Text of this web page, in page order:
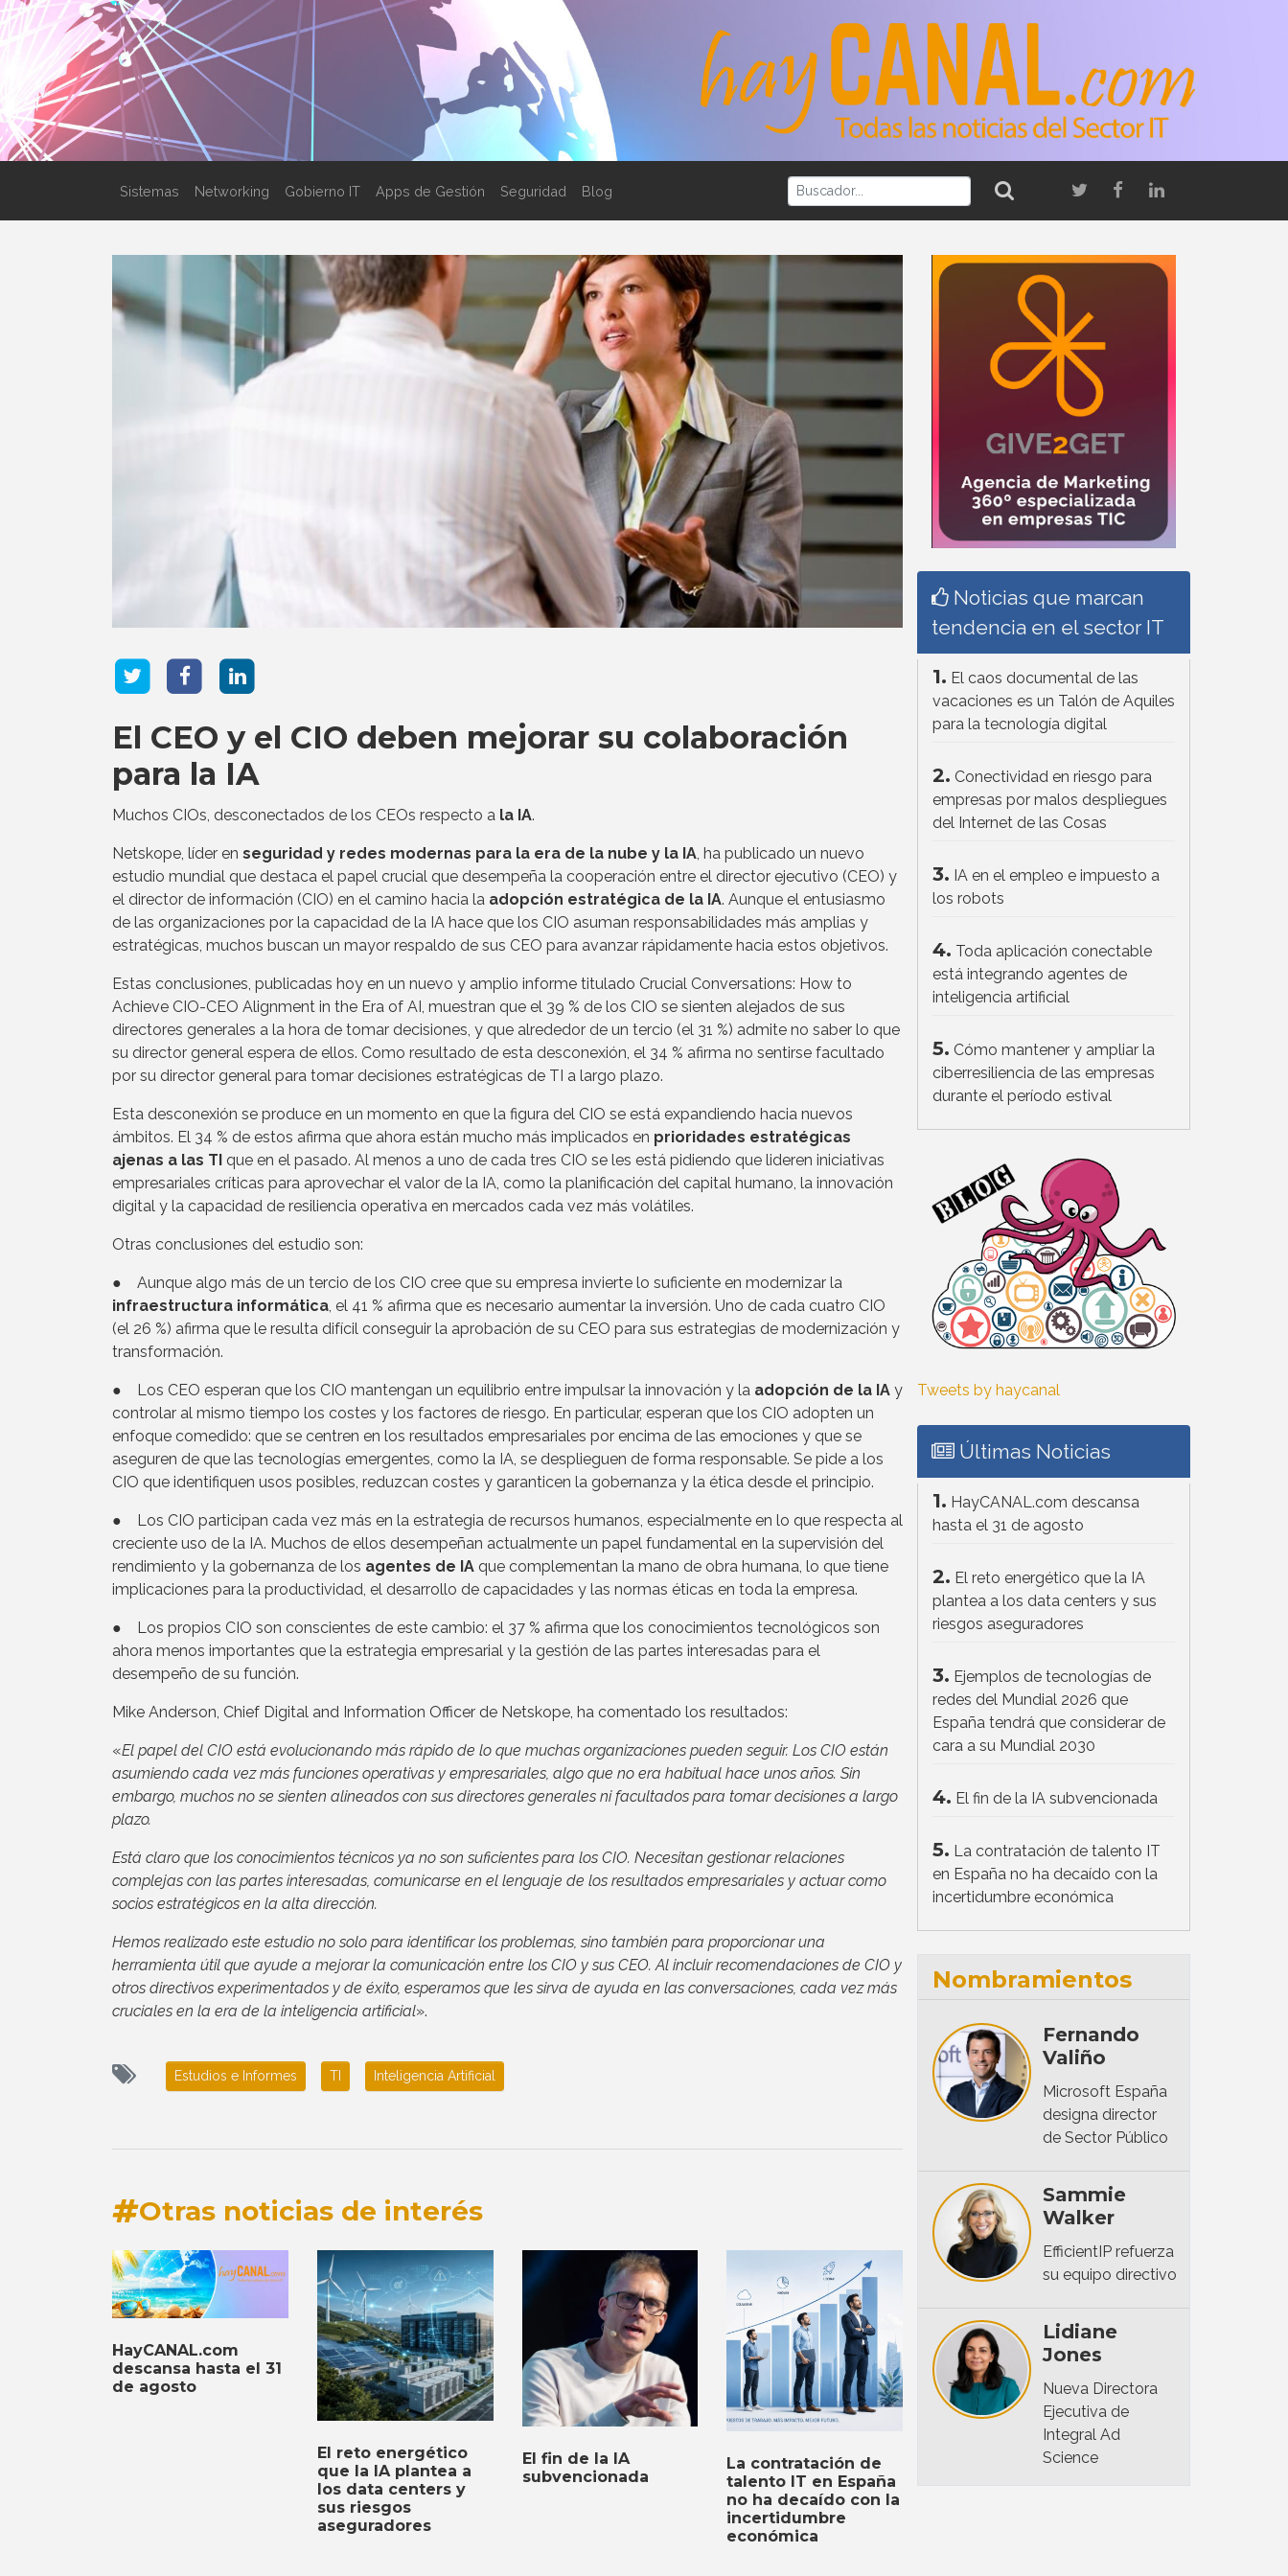
Sistemas Networking Gobierno IT Apps de Gestión Seguridad Blog
El CEO y el CIO deben mejorar su colaboración
para la IA
Muchos CIOs, desconectados de los CEOs respecto a la IA.
Netskope, líder en seguridad y redes modernas para la era de la nube y la IA, ha publicado un nuevo
estudio mundial que destaca el papel crucial que desempeña la cooperación entre el director ejecutivo (CEO) y
el director de información (CIO) en el camino hacia la adopción estratégica de la IA. Aunque el entusiasmo
de las organizaciones por la capacidad de la IA hace que los CIO asuman responsabilidades más amplias y
estratégicas, muchos buscan un mayor respaldo de sus CEO para avanzar rápidamente hacia estos objetivos.
Estas conclusiones, publicadas hoy en un nuevo y amplio informe titulado Crucial Conversations: How to
Achieve CIO-CEO Alignment in the Era of AI, muestran que el 39 % de los CIO se sienten alejados de sus
directores generales a la hora de tomar decisiones, y que alrededor de un tercio (el 31 %) admite no saber lo que
su director general espera de ellos. Como resultado de esta desconexión, el 34 % afirma no sentirse facultado
por su director general para tomar decisiones estratégicas de TI a largo plazo.
Esta desconexión se produce en un momento en que la figura del CIO se está expandiendo hacia nuevos
ámbitos. El 34 % de estos afirma que ahora están mucho más implicados en prioridades estratégicas
ajenas a las TI que en el pasado. Al menos a uno de cada tres CIO se les está pidiendo que lideren iniciativas
empresariales críticas para aprovechar el valor de la IA, como la planificación del capital humano, la innovación
digital y la capacidad de resiliencia operativa en mercados cada vez más volátiles.
Otras conclusiones del estudio son:
● Aunque algo más de un tercio de los CIO cree que su empresa invierte lo suficiente en modernizar la
infraestructura informática, el 41 % afirma que es necesario aumentar la inversión. Uno de cada cuatro CIO
(el 26 %) afirma que le resulta difícil conseguir la aprobación de su CEO para sus estrategias de modernización y
transformación.
● Los CEO esperan que los CIO mantengan un equilibrio entre impulsar la innovación y la adopción de la IA y
controlar al mismo tiempo los costes y los factores de riesgo. En particular, esperan que los CIO adopten un
enfoque comedido: que se centren en los resultados empresariales por encima de las emociones y que se
aseguren de que las tecnologías emergentes, como la IA, se desplieguen de forma responsable. Se pide a los
CIO que identifiquen usos posibles, reduzcan costes y garanticen la gobernanza y la ética desde el principio.
● Los CIO participan cada vez más en la estrategia de recursos humanos, especialmente en lo que respecta al
creciente uso de la IA. Muchos de ellos desempeñan actualmente un papel fundamental en la supervisión del
rendimiento y la gobernanza de los agentes de IA que complementan la mano de obra humana, lo que tiene
implicaciones para la productividad, el desarrollo de capacidades y las normas éticas en toda la empresa.
● Los propios CIO son conscientes de este cambio: el 37 % afirma que los conocimientos tecnológicos son
ahora menos importantes que la estrategia empresarial y la gestión de las partes interesadas para el
desempeño de su función.
Mike Anderson, Chief Digital and Information Officer de Netskope, ha comentado los resultados:
«El papel del CIO está evolucionando más rápido de lo que muchas organizaciones pueden seguir. Los CIO están
asumiendo cada vez más funciones operativas y empresariales, algo que no era habitual hace unos años. Sin
embargo, muchos no se sienten alineados con sus directores generales ni facultados para tomar decisiones a largo
plazo.
Está claro que los conocimientos técnicos ya no son suficientes para los CIO. Necesitan gestionar relaciones
complejas con las partes interesadas, comunicarse en el lenguaje de los resultados empresariales y actuar como
socios estratégicos en la alta dirección.
Hemos realizado este estudio no solo para identificar los problemas, sino también para proporcionar una
herramienta útil que ayude a mejorar la comunicación entre los CIO y sus CEO. Al incluir recomendaciones de CIO y
otros directivos experimentados y de éxito, esperamos que les sirva de ayuda en las conversaciones, cada vez más
cruciales en la era de la inteligencia artificial».
Estudios e Informes TI Inteligencia Artificial
Otras noticias de interés
HayCANAL.com
descansa hasta el 31
de agosto
El reto energético
que la IA plantea a
los data centers y
sus riesgos
aseguradores
El fin de la IA
subvencionada
La contratación de
talento IT en España
no ha decaído con la
incertidumbre
económica
Noticias que marcan
tendencia en el sector IT
1. El caos documental de las
vacaciones es un Talón de Aquiles
para la tecnología digital
2. Conectividad en riesgo para
empresas por malos despliegues
del Internet de las Cosas
3. IA en el empleo e impuesto a
los robots
4. Toda aplicación conectable
está integrando agentes de
inteligencia artificial
5. Cómo mantener y ampliar la
ciberresiliencia de las empresas
durante el período estival
Tweets by haycanal
Últimas Noticias
1. HayCANAL.com descansa
hasta el 31 de agosto
2. El reto energético que la IA
plantea a los data centers y sus
riesgos aseguradores
3. Ejemplos de tecnologías de
redes del Mundial 2026 que
España tendrá que considerar de
cara a su Mundial 2030
4. El fin de la IA subvencionada
5. La contratación de talento IT
en España no ha decaído con la
incertidumbre económica
Nombramientos
Fernando
Valiño
Microsoft España
designa director
de Sector Público
Sammie
Walker
EfficientIP refuerza
su equipo directivo
Lidiane
Jones
Nueva Directora
Ejecutiva de
Integral Ad
Science